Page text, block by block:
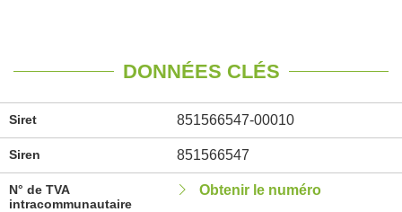
DONNÉES CLÉS
Siret 851566547-00010
Siren 851566547
N° de TVA
intracommunautaire
Obtenir le numéro